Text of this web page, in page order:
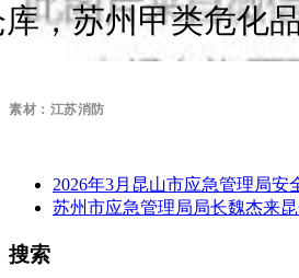
，苏州甲类危化
素材：江苏消防
2026年3月昆山市应急管理局安
苏州市应急管理局局长魏杰来
搜索